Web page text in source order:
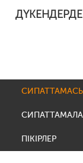
ПІКІРЛЕР